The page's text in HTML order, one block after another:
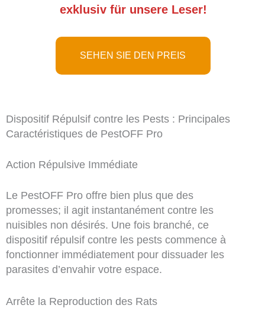
exklusiv für unsere Leser!
SEHEN SIE DEN PREIS
Dispositif Répulsif contre les Pests : Principales
Caractéristiques de PestOFF Pro
Action Répulsive Immédiate
Le PestOFF Pro offre bien plus que des
promesses; il agit instantanément contre les
nuisibles non désirés. Une fois branché, ce
dispositif répulsif contre les pests commence à
fonctionner immédiatement pour dissuader les
parasites d’envahir votre espace.
Arrête la Reproduction des Rats